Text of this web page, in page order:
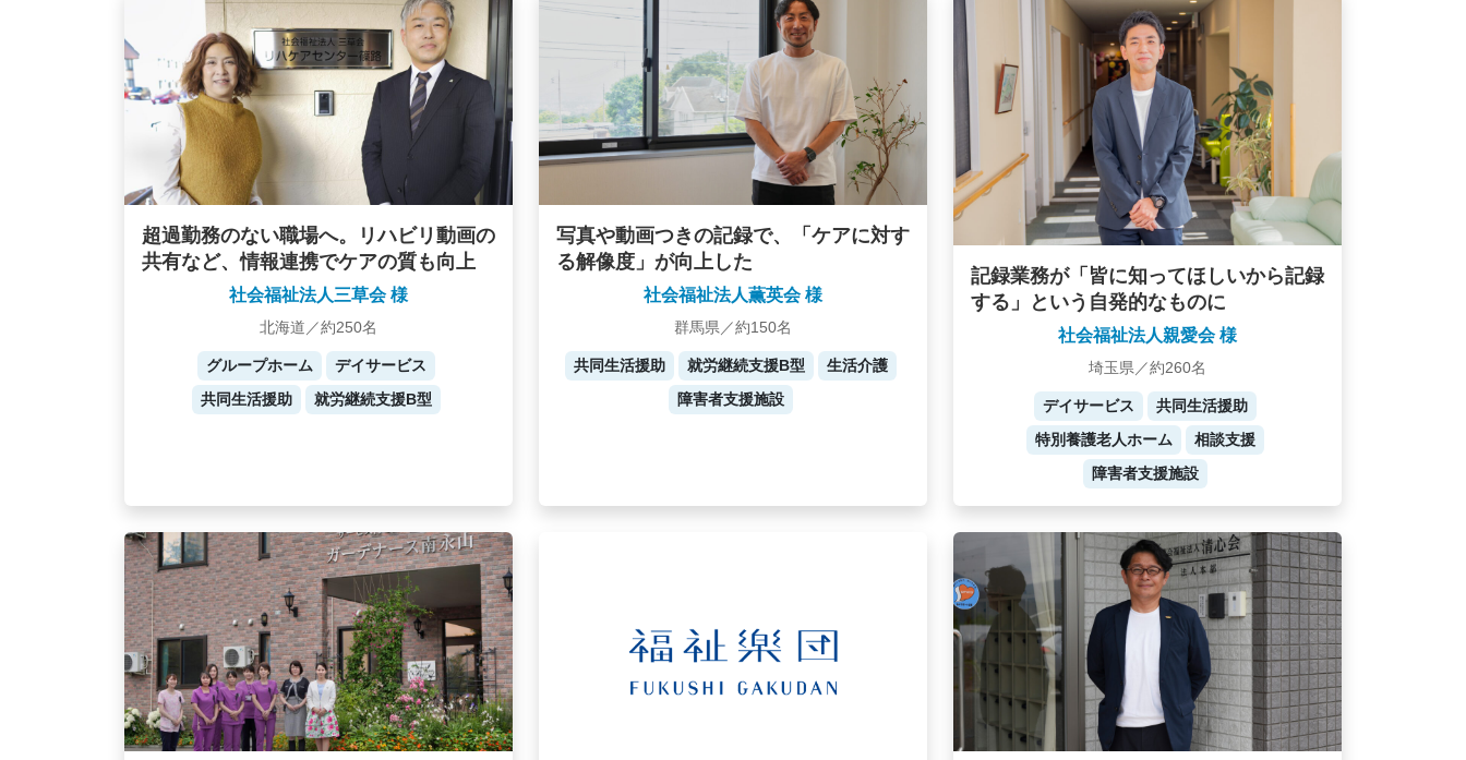
超過勤務のない職場へ。リハビリ動画の
共有など、情報連携でケアの質も向上
社会福祉法人三草会 様
北海道／約250名
グループホーム
デイサービス
共同生活援助
就労継続支援B型
写真や動画つきの記録で、「ケアに対す
る解像度」が向上した
社会福祉法人薫英会 様
群馬県／約150名
共同生活援助 就労継続支援B型
生活介護
障害者支援施設
記録業務が「皆に知ってほしいから記録
する」という自発的なものに
社会福祉法人親愛会 様
埼玉県／約260名
デイサービス
共同生活援助
特別養護老人ホーム
相談支援
障害者支援施設